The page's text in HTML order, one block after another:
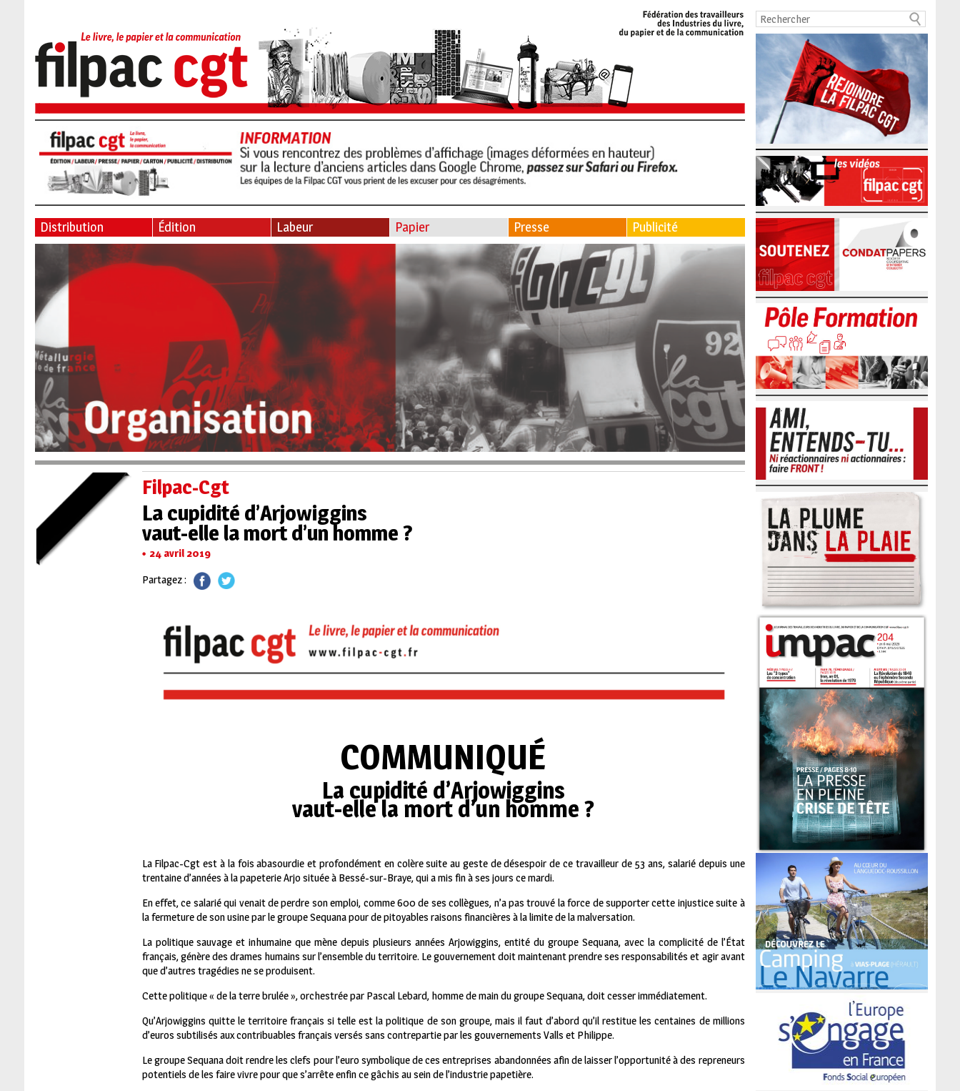
Distribution Édition Labeur Papier Presse Publicité
Filpac-Cgt
La cupidité d’Arjowiggins
vaut-elle la mort d’un homme ?
24 avril 2019
Partagez :
COMMUNIQUÉ
La cupidité d’Arjowiggins
vaut-elle la mort d’un homme ?
La Filpac-Cgt est à la fois abasourdie et profondément en colère suite au geste de désespoir de ce travailleur de 53 ans, salarié depuis une
trentaine d’années à la papeterie Arjo située à Bessé-sur-Braye, qui a mis fin à ses jours ce mardi.
En effet, ce salarié qui venait de perdre son emploi, comme 600 de ses collègues, n’a pas trouvé la force de supporter cette injustice suite à
la fermeture de son usine par le groupe Sequana pour de pitoyables raisons financières à la limite de la malversation.
La politique sauvage et inhumaine que mène depuis plusieurs années Arjowiggins, entité du groupe Sequana, avec la complicité de l’État
français, génère des drames humains sur l’ensemble du territoire. Le gouvernement doit maintenant prendre ses responsabilités et agir avant
que d’autres tragédies ne se produisent.
Cette politique « de la terre brulée », orchestrée par Pascal Lebard, homme de main du groupe Sequana, doit cesser immédiatement.
Qu’Arjowiggins quitte le territoire français si telle est la politique de son groupe, mais il faut d’abord qu’il restitue les centaines de millions
d’euros subtilisés aux contribuables français versés sans contrepartie par les gouvernements Valls et Philippe.
Le groupe Sequana doit rendre les clefs pour l’euro symbolique de ces entreprises abandonnées afin de laisser l’opportunité à des repreneurs
potentiels de les faire vivre pour que s’arrête enfin ce gâchis au sein de l’industrie papetière.